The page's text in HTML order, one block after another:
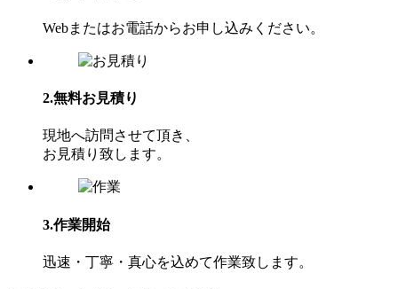
Webまたはお電話からお申し込みください。
2.無料お見積り
現地へ訪問させて頂き、
お⾒積り致します。
3.作業開始
迅速・丁寧・真心を込めて作業致します。